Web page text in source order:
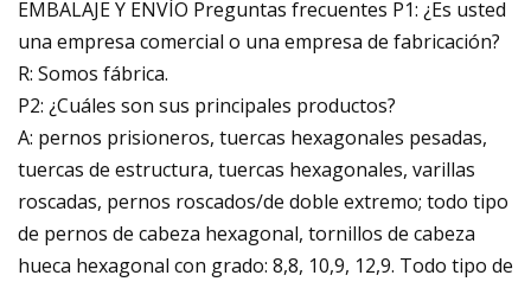
EMBALAJE Y ENVÍO Preguntas frecuentes P1: ¿Es usted
una empresa comercial o una empresa de fabricación?
R: Somos fábrica.
P2: ¿Cuáles son sus principales productos?
A: pernos prisioneros, tuercas hexagonales pesadas,
tuercas de estructura, tuercas hexagonales, varillas
roscadas, pernos roscados/de doble extremo; todo tipo
de pernos de cabeza hexagonal, tornillos de cabeza
hueca hexagonal con grado: 8,8, 10,9, 12,9. Todo tipo de